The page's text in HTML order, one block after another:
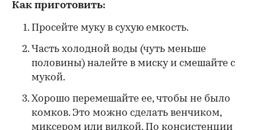
Как приготовить:
Просейте муку в сухую емкость.
Часть холодной воды (чуть меньше
половины) налейте в миску и смешайте с
мукой.
Хорошо перемешайте ее, чтобы не было
комков. Это можно сделать венчиком,
миксером или вилкой. По консистенции